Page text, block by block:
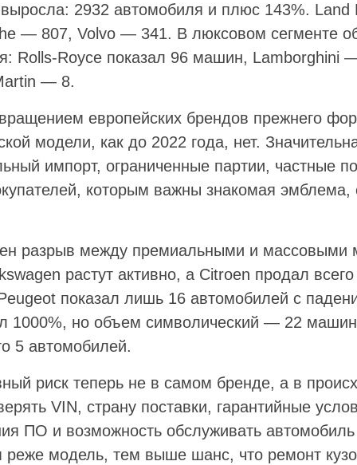
2932 автомобиля и плюс 143%. Land
— 807, Volvo — 341. В люксовом сегменте
Rolls-Royce показал 96 машин,
— 8.
европейских брендов прежнего
модели, как до 2022 года, нет.
импорт, ограниченные партии, частные
которым важны знакомая эмблема,
разрыв между премиальными и массовыми
растут активно, а Citroen продал
показал лишь 16 автомобилей с
1000%, но объем символический — 22
5 автомобилей.
риск теперь не в самом бренде, а в
VIN, страну поставки, гарантийные
ПО и возможность обслуживать
реже модель, тем выше шанс, что ремонт